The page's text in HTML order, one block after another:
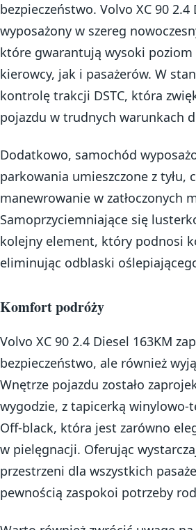
bezpieczeństwo. Volvo XC 90 2.4
wyposażony w szereg
które gwarantują wysoki
kierowcy, jak i pasażerów. W
kontrolę trakcji DSTC, która
pojazdu w trudnych warunkach
Dodatkowo, samochód
parkowania umieszczone z tyłu,
manewrowanie w zatłoczonych
Samoprzyciemniające się
kolejny element, który podnosi
eliminując odblaski
Komfort podróży
Volvo XC 90 2.4 Diesel 163KM
bezpieczeństwo, ale również
Wnętrze pojazdu zostało
wygodzie, z tapicerką winylowo-
Off-black, która jest zarówno
w pielęgnacji. Oferując
przestrzeni dla wszystkich
pewnością zaspokoi potrzeby